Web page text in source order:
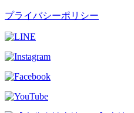
プライバシーポリシー